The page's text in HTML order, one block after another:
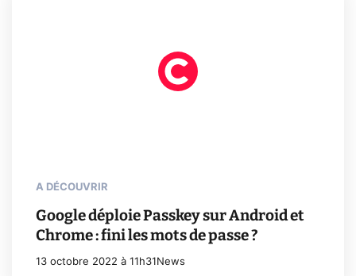
A DÉCOUVRIR
Google déploie Passkey sur Android et
Chrome : fini les mots de passe ?
13 octobre 2022 à 11h31 News